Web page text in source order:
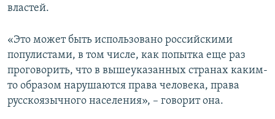
властей.
«Это может быть использовано российскими
популистами, в том числе, как попытка еще раз
проговорить, что в вышеуказанных странах каким-
то образом нарушаются права человека, права
русскоязычного населения», – говорит она.